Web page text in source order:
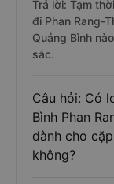
Trả lời: Tạm
đi Phan Rang-
Quảng Bình
sắc.
Câu hỏi: Có
Bình Phan
dành cho
không?